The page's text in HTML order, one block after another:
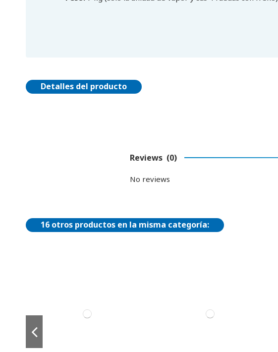
Detalles del producto
Reviews (0)
No reviews
16 otros productos en la misma categoría: